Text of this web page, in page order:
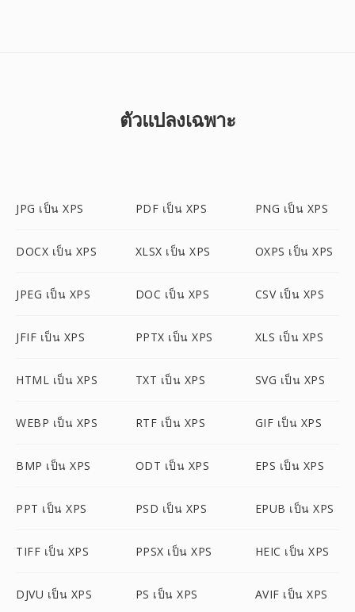
ตัวแปลงเฉพาะ
JPG เป็น XPS PDF เป็น XPS PNG เป็น XPS
DOCX เป็น XPS XLSX เป็น XPS OXPS เป็น XPS
JPEG เป็น XPS DOC เป็น XPS CSV เป็น XPS
JFIF เป็น XPS PPTX เป็น XPS XLS เป็น XPS
HTML เป็น XPS TXT เป็น XPS SVG เป็น XPS
WEBP เป็น XPS RTF เป็น XPS GIF เป็น XPS
BMP เป็น XPS ODT เป็น XPS EPS เป็น XPS
PPT เป็น XPS PSD เป็น XPS EPUB เป็น XPS
TIFF เป็น XPS PPSX เป็น XPS HEIC เป็น XPS
DJVU เป็น XPS PS เป็น XPS AVIF เป็น XPS